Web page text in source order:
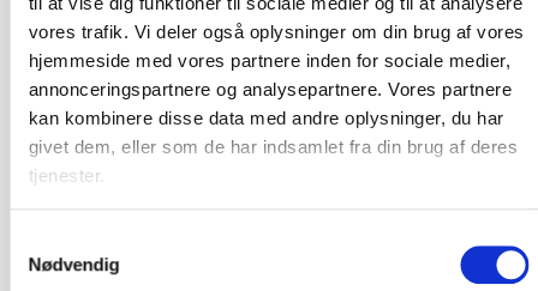
vores trafik. Vi deler også oplysninger om din brug af vores
hjemmeside med vores partnere inden for sociale medier,
annonceringspartnere og analysepartnere. Vores partnere
kan kombinere disse data med andre oplysninger, du har
givet dem, eller som de har indsamlet fra din brug af deres
tjenester.
Nødvendig
os gerne for mere information eller kik ind.